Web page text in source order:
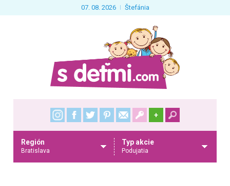
07. 08. 2026 Štefánia
+
Región
Bratislava
Typ akcie
Podujatia